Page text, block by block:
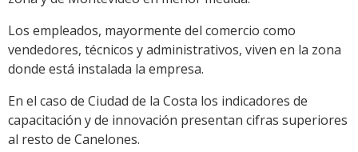
Los empleados, mayormente del comercio como
vendedores, técnicos y administrativos, viven en la zona
donde está instalada la empresa.
En el caso de Ciudad de la Costa los indicadores de
capacitación y de innovación presentan cifras superiores
al resto de Canelones.